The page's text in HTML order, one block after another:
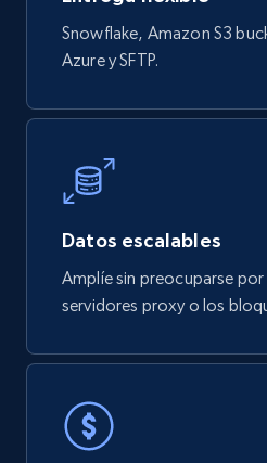
comments, Date posted,
more.
3.7K+
Airbnb Properties
Name, Price, Image,
3.6K+
Snowflake, Amazon S3
Azure y SFTP.
Datos escalables
Amplíe sin preocuparse
servidores proxy o los